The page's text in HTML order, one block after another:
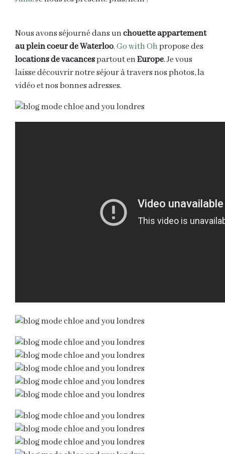
Nous avons séjourné dans unchouette appartement
au plein coeur de Waterloo.Go with Ohpropose des
locations de vacancespartout enEurope. Je vous
laisse découvrir notre séjour à travers nos photos, la
vidéo et nos bonnes adresses.